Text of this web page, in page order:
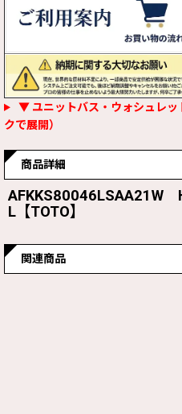
▼ ユニットバス・ウォシュレッ
クで展開）
商品詳細
AFKKS80046LSAA21W
L【TOTO】
関連商品